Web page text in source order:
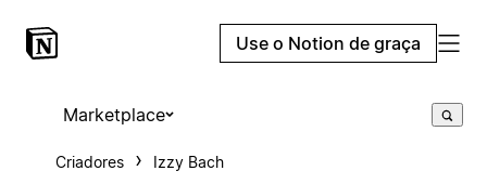
Use o Notion de graça
Marketplace
Criadores Izzy Bach